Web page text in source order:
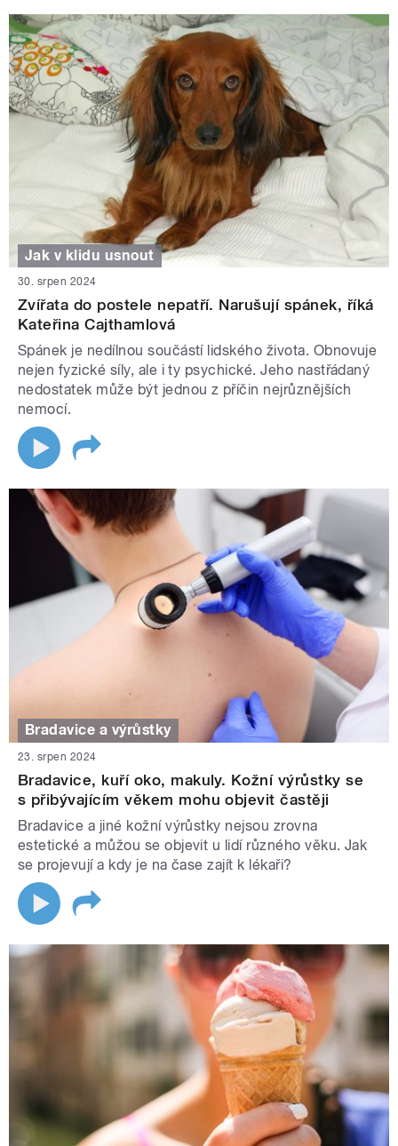
Jak v klidu usnout
30. srpen 2024
Zvířata do postele nepatří. Narušují spánek, říká
Kateřina Cajthamlová
Spánek je nedílnou součástí lidského života. Obnovuje
nejen fyzické síly, ale i ty psychické. Jeho nastřádaný
nedostatek může být jednou z příčin nejrůznějších
nemocí.
Bradavice a výrůstky
23. srpen 2024
Bradavice, kuří oko, makuly. Kožní výrůstky se
s přibývajícím věkem mohu objevit častěji
Bradavice a jiné kožní výrůstky nejsou zrovna
estetické a můžou se objevit u lidí různého věku. Jak
se projevují a kdy je na čase zajít k lékaři?